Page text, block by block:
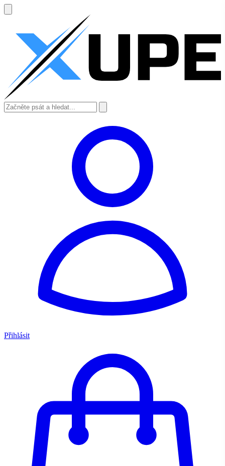
Přihlásit